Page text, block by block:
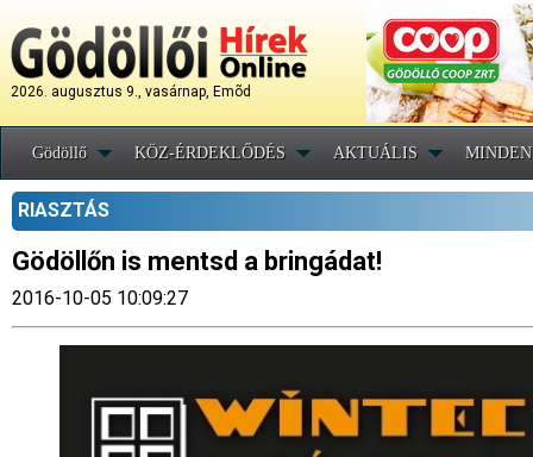
2026. augusztus 9., vasárnap, Emõd
Gödöllő KÖZ-ÉRDEKLŐDÉS AKTUÁLIS
RIASZTÁS
Gödöllőn is mentsd a bringádat!
2016-10-05 10:09:27